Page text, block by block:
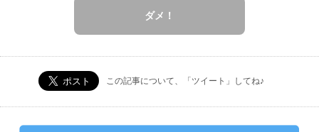
ダメ！
この記事について、「ツイート」してね♪